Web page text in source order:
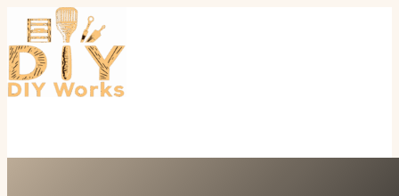
Перейти
содержимому